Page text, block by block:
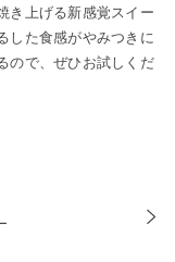
き上げる新感覚スイー
した食感がやみつきに
ので、ぜひお試しくだ